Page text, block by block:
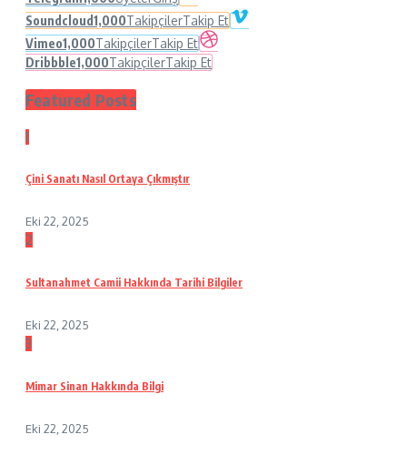
Soundcloud1,000TakipçilerTakip Et
Vimeo1,000TakipçilerTakip Et
Dribbble1,000TakipçilerTakip Et
Featured Posts
1
Çini Sanatı Nasıl Ortaya Çıkmıştır
Eki 22, 2025
2
Sultanahmet Camii Hakkında Tarihi Bilgiler
Eki 22, 2025
3
Mimar Sinan Hakkında Bilgi
Eki 22, 2025